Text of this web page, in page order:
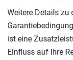
Weitere Details zu
ist eine
Einfluss auf Ihre